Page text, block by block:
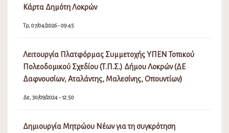
Κάρτα Δημότη Λοκρών
Τρ, 07/04/2026 - 09:45
Λειτουργία Πλατφόρμας Συμμετοχής ΥΠΕΝ Τοπικού
Πολεοδομικού Σχεδίου (Τ.Π.Σ.) Δήμου Λοκρών (ΔΕ
Δαφνουσίων, Αταλάντης, Μαλεσίνης, Οπουντίων)
Δε, 30/09/2024 - 12:50
Δημιουργία Μητρώου Νέων για τη συγκρότηση